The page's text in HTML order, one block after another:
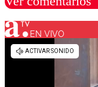
Los
EN VIVO